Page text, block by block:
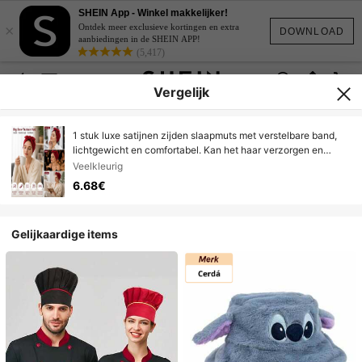
DOWNLOAD
×
SHEIN App - Winkel makkelijker!
Ontdek meer exclusieve kortingen en extra
aanbiedingen in de SHEIN APP!
(5,417)
Vergelijk
1 stuk luxe satijnen zijden slaapmuts met verstelbare band,
lichtgewicht en comfortabel. Kan het haar verzorgen en
beschermen tijdens het douchen, perfect voor krullend,
gevlochten en lang haar. Dit modieuze en comfortabele
nachtelijke haarverzorgingsproduct houdt het haar de hele
Veelkleurig
6.68€
Gelijkaardige items